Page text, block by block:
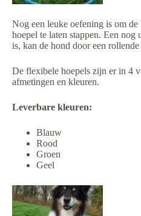
Nog een leuke oefening is om
hoepel te laten stappen. Een nog
is, kan de hond door een
De flexibele hoepels zijn er in 4
afmetingen en kleuren.
Leverbare kleuren:
Blauw
Rood
Groen
Geel